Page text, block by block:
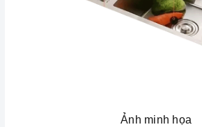
Ảnh minh họa